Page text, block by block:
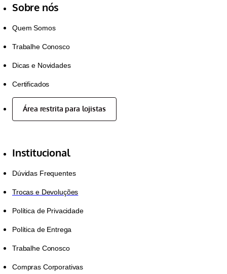
Sobre nós
Quem Somos
Trabalhe Conosco
Dicas e Novidades
Certificados
Área restrita para lojistas
Institucional
Dúvidas Frequentes
Trocas e Devoluções
Política de Privacidade
Política de Entrega
Trabalhe Conosco
Compras Corporativas